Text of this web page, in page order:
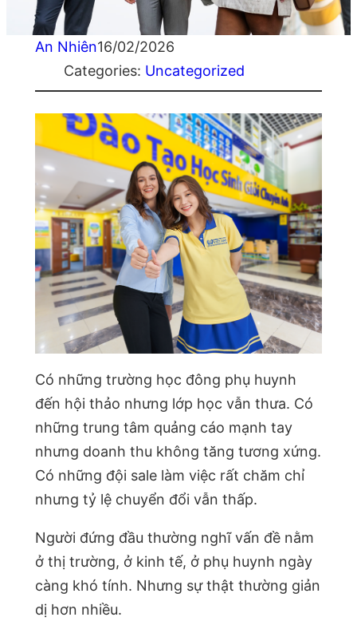
An Nhiên16/02/2026
Categories: Uncategorized
Có những trường học đông phụ huynh
đến hội thảo nhưng lớp học vẫn thưa. Có
những trung tâm quảng cáo mạnh tay
nhưng doanh thu không tăng tương xứng.
Có những đội sale làm việc rất chăm chỉ
nhưng tỷ lệ chuyển đổi vẫn thấp.
Người đứng đầu thường nghĩ vấn đề nằm
ở thị trường, ở kinh tế, ở phụ huynh ngày
càng khó tính. Nhưng sự thật thường giản
dị hơn nhiều.